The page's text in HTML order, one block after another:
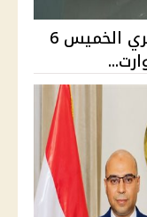
سعر الدولار مقابل الجنيه المصري الخميس 6